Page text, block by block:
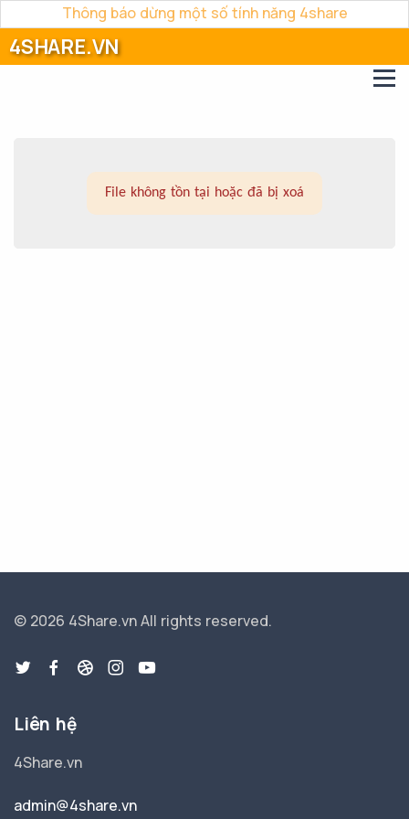
Thông báo dừng một số tính năng 4share
4SHARE.VN
File không tồn tại hoặc đã bị xoá
© 2026 4Share.vnAll rights reserved.
Liên hệ
4Share.vn
admin@4share.vn